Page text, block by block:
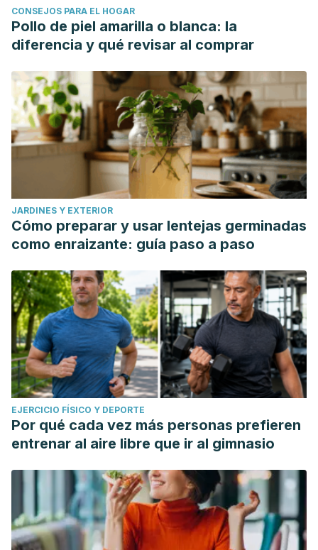
CONSEJOS PARA EL HOGAR
Pollo de piel amarilla o blanca: la
diferencia y qué revisar al comprar
JARDINES Y EXTERIOR
Cómo preparar y usar lentejas germinadas
como enraizante: guía paso a paso
EJERCICIO FÍSICO Y DEPORTE
Por qué cada vez más personas prefieren
entrenar al aire libre que ir al gimnasio